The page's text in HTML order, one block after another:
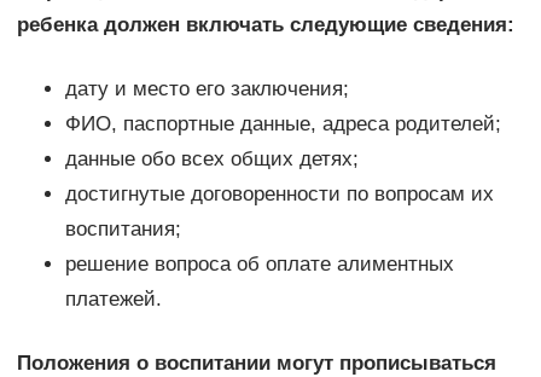
ребенка должен включать следующие сведения:
дату и место его заключения;
ФИО, паспортные данные, адреса родителей;
данные обо всех общих детях;
достигнутые договоренности по вопросам их
воспитания;
решение вопроса об оплате алиментных
платежей.
Положения о воспитании могут прописываться